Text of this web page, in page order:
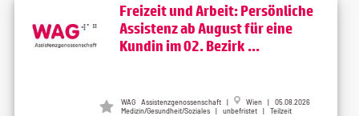
Freizeit und Arbeit: Persönliche
Assistenz ab August für eine
Kundin im 02. Bezirk ...
WAG Assistenzgenossenschaft |
Wien | 05.08.2026
Medizin/Gesundheit/Soziales | unbefristet | Teilzeit